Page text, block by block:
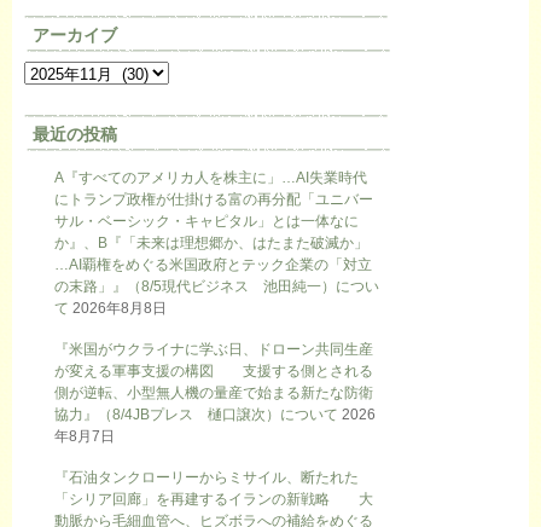
アーカイブ
最近の投稿
A『すべてのアメリカ人を株主に」…AI失業時代
にトランプ政権が仕掛ける富の再分配「ユニバー
サル・ベーシック・キャピタル」とは一体なに
か』、B『「未来は理想郷か、はたまた破滅か」
…AI覇権をめぐる米国政府とテック企業の「対立
の末路」』（8/5現代ビジネス 池田純一）につい
て 2026年8月8日
『米国がウクライナに学ぶ日、ドローン共同生産
が変える軍事支援の構図 支援する側とされる
側が逆転、小型無人機の量産で始まる新たな防衛
協力』（8/4JBプレス 樋口譲次）について 2026
年8月7日
『石油タンクローリーからミサイル、断たれた
「シリア回廊」を再建するイランの新戦略 大
動脈から毛細血管へ、ヒズボラへの補給をめぐる